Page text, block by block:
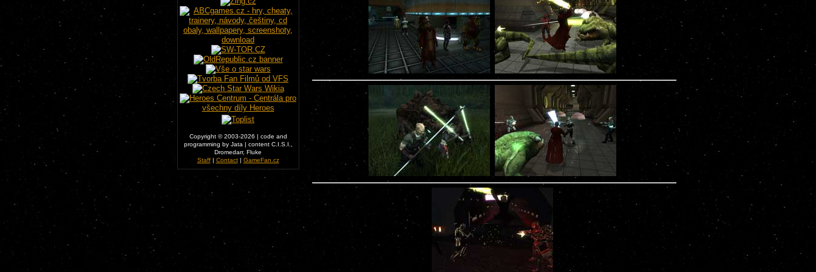
Copyright © 2003-2026 | code and
programming by Jata | content C.I.S.I.,
Dromedarr, Fluke
Staff| Contact| GameFan.cz